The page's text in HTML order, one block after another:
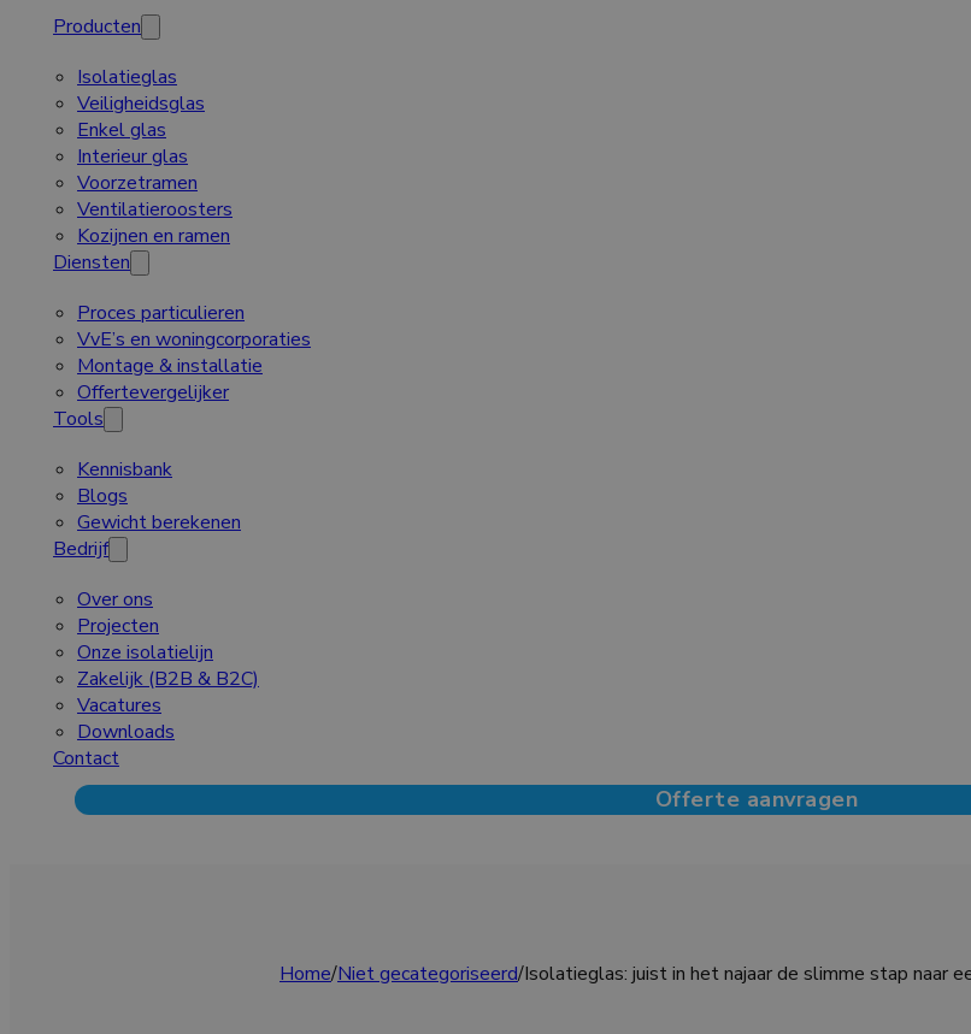
Producten
Isolatieglas
Veiligheidsglas
Enkel glas
Interieur glas
Voorzetramen
Ventilatieroosters
Kozijnen en ramen
Diensten
Proces particulieren
VvE’s en woningcorporaties
Montage & installatie
Offertevergelijker
Tools
Kennisbank
Blogs
Gewicht berekenen
Bedrijf
Over ons
Projecten
Onze isolatielijn
Zakelijk (B2B & B2C)
Vacatures
Downloads
Contact
Offerte aanvragen
Home/Niet gecategoriseerd/Isolatieglas: juist in het najaar de slimme stap naar